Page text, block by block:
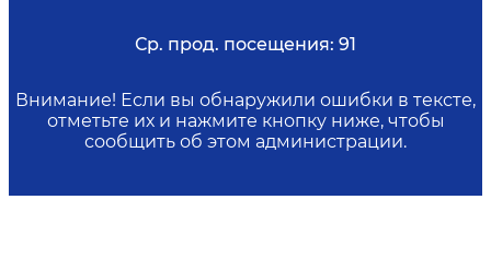
Ср. прод. посещения: 91
Внимание! Если вы обнаружили ошибки в тексте,
отметьте их и нажмите кнопку ниже, чтобы
сообщить об этом администрации.